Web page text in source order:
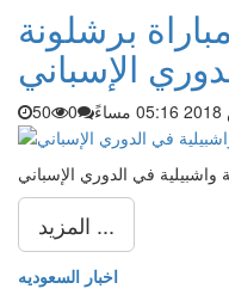
برشلونة
الإسباني
0
50
في الدوري الإسباني
المزيد ...
اخبار السعوديه